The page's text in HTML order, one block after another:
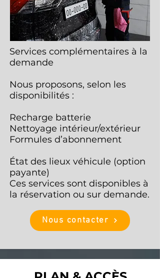
Services complémentaires à la
demande
Nous proposons, selon les
disponibilités :
Recharge batterie
Nettoyage intérieur/extérieur
Formules d’abonnement
État des lieux véhicule (option
payante)
Ces services sont disponibles à
la réservation ou sur demande.
Nous contacter